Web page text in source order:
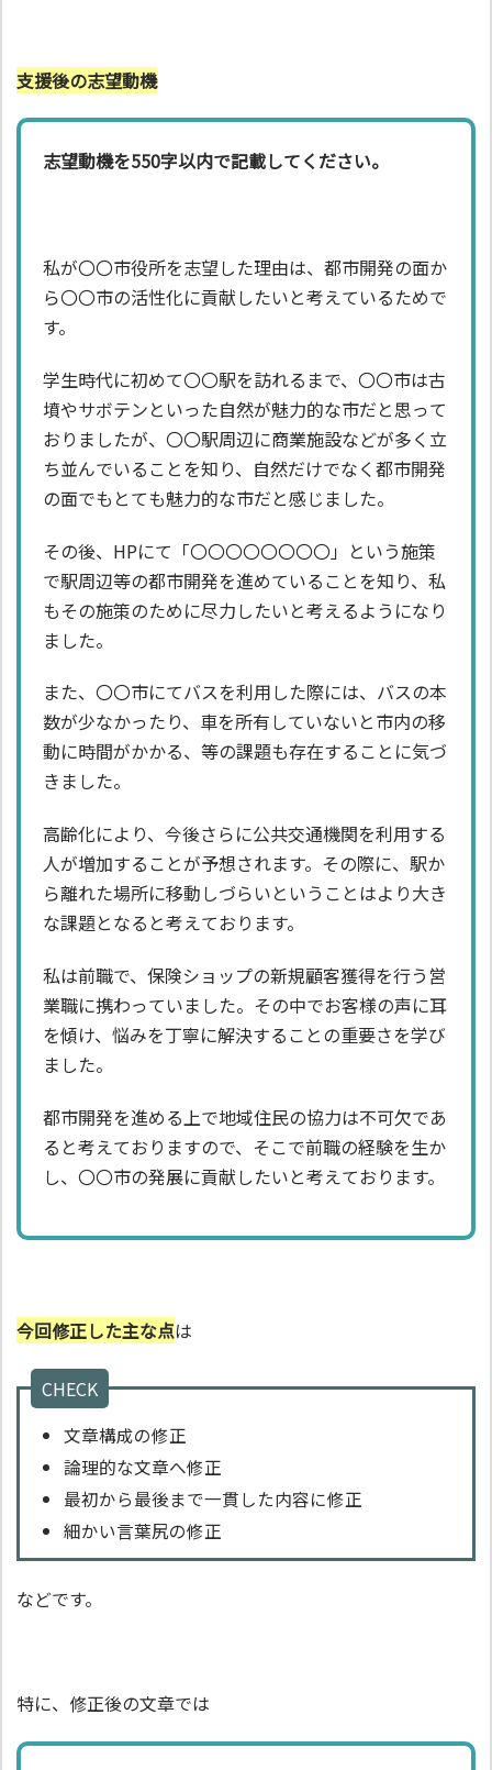
支援後の志望動機
志望動機を550字以内で記載してください。
私が〇〇市役所を志望した理由は、都市開発の面か
ら〇〇市の活性化に貢献したいと考えているためで
す。
学生時代に初めて〇〇駅を訪れるまで、〇〇市は古
墳やサボテンといった自然が魅力的な市だと思って
おりましたが、〇〇駅周辺に商業施設などが多く立
ち並んでいることを知り、自然だけでなく都市開発
の面でもとても魅力的な市だと感じました。
その後、HPにて「〇〇〇〇〇〇〇〇」という施策
で駅周辺等の都市開発を進めていることを知り、私
もその施策のために尽力したいと考えるようになり
ました。
また、〇〇市にてバスを利用した際には、バスの本
数が少なかったり、車を所有していないと市内の移
動に時間がかかる、等の課題も存在することに気づ
きました。
高齢化により、今後さらに公共交通機関を利用する
人が増加することが予想されます。その際に、駅か
ら離れた場所に移動しづらいということはより大き
な課題となると考えております。
私は前職で、保険ショップの新規顧客獲得を行う営
業職に携わっていました。その中でお客様の声に耳
を傾け、悩みを丁寧に解決することの重要さを学び
ました。
都市開発を進める上で地域住民の協力は不可欠であ
ると考えておりますので、そこで前職の経験を生か
し、〇〇市の発展に貢献したいと考えております。
今回修正した主な点は
CHECK
文章構成の修正
論理的な文章へ修正
最初から最後まで一貫した内容に修正
細かい言葉尻の修正
などです。
特に、修正後の文章では